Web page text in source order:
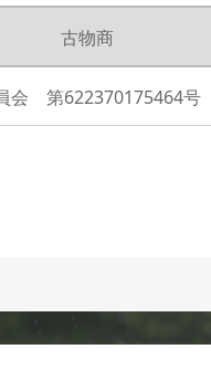
古物商
会 第622370175464号